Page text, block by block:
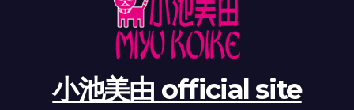
小池美由 official site